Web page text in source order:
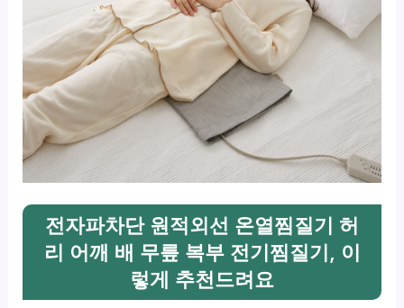
전자파차단 원적외선 온열찜질기 허
리 어깨 배 무릎 복부 전기찜질기, 이
렇게 추천드려요